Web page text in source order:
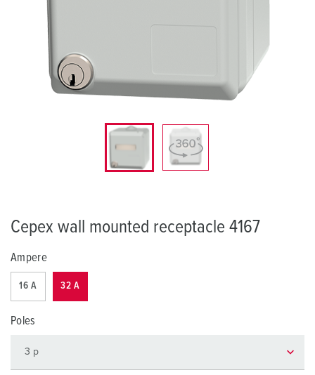
Cepex wall mounted receptacle 4167
Ampere
16 A 32 A
Poles